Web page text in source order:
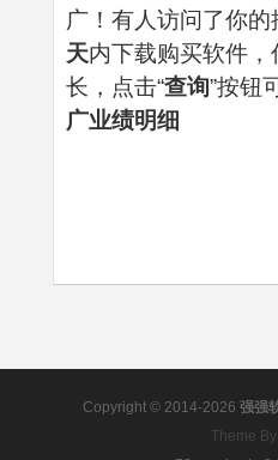
广！有人访问了你
天内下载购买软件
长，点击“查询”按钮
广业绩明细
Copyright © 2014-2026 强强
Theme